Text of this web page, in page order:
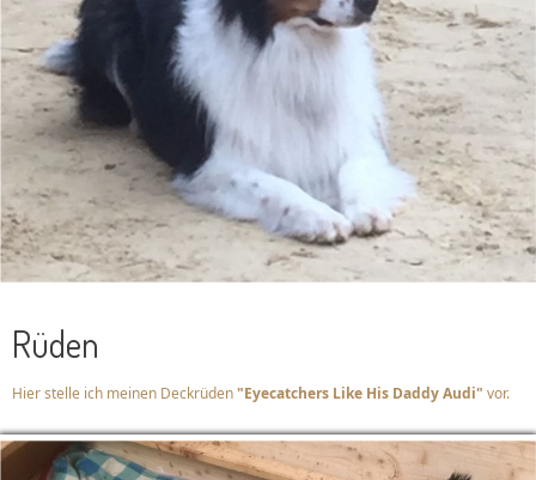
Rüden
Hier stelle ich meinen Deckrüden"Eyecatchers Like His Daddy Audi" vor.